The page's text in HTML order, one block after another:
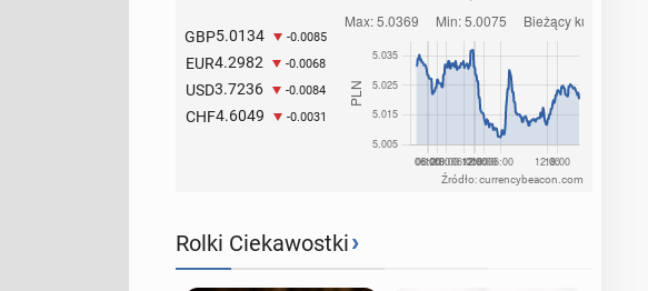
GBP5.0134 -0.0085
EUR4.2982 -0.0068
USD3.7236 -0.0084
CHF4.6049 -0.0031
Źródło: currencybeacon.com
Rolki Ciekawostki›